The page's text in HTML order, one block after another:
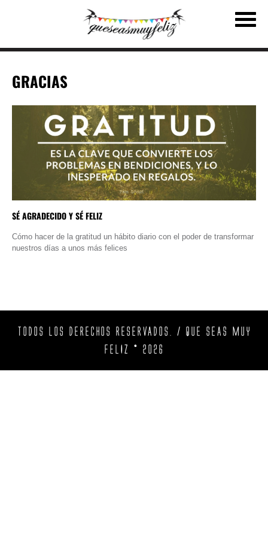
GRACIAS
SÉ AGRADECIDO Y SÉ FELIZ
Cómo hacer de la gratitud un hábito diario con el poder de transformar
nuestros días a unos más felices
TODOS LOS DERECHOS RESERVADOS. / QUE SEAS MUY
FELIZ © 2026